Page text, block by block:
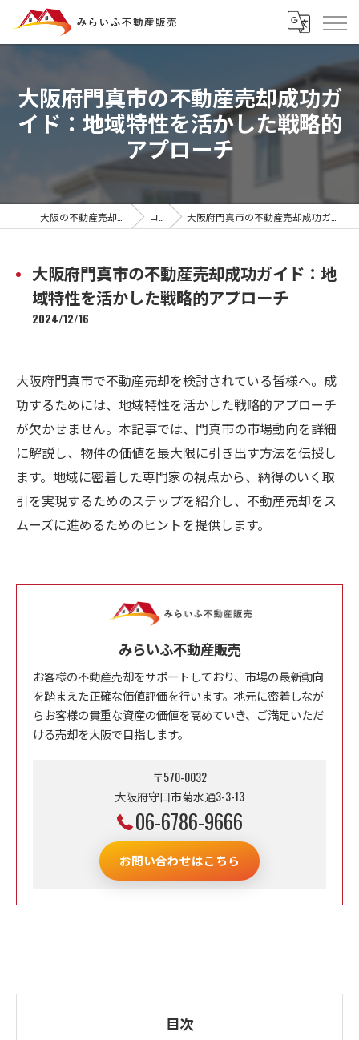
大阪府門真市の不動産売却成功ガ
イド：地域特性を活かした戦略的
アプローチ
コラム 大阪府門真市の不動産売却成功ガイド：地域特性を活かした戦略的アプローチ
大阪府門真市の不動産売却成功ガイド：地
域特性を活かした戦略的アプローチ
2024/12/16
大阪府門真市で不動産売却を検討されている皆様へ。成
功するためには、地域特性を活かした戦略的アプローチ
が欠かせません。本記事では、門真市の市場動向を詳細
に解説し、物件の価値を最大限に引き出す方法を伝授し
ます。地域に密着した専門家の視点から、納得のいく取
引を実現するためのステップを紹介し、不動産売却をス
ムーズに進めるためのヒントを提供します。
みらいふ不動産販売
お客様の不動産売却をサポートしており、市場の最新動向
を踏まえた正確な価値評価を行います。地元に密着しなが
らお客様の貴重な資産の価値を高めていき、ご満足いただ
ける売却を大阪で目指します。
〒570-0032
大阪府守口市菊水通3-3-13
06-6786-9666
お問い合わせはこちら
目次